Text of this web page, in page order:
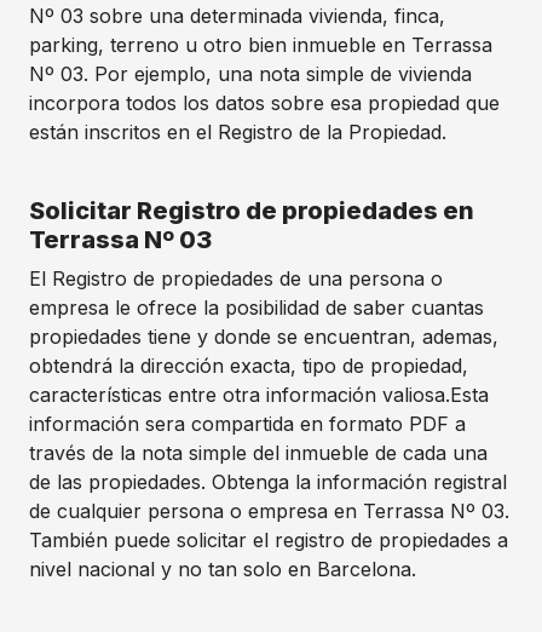
Nº 03 sobre una determinada vivienda, finca,
parking, terreno u otro bien inmueble en Terrassa
Nº 03. Por ejemplo, una nota simple de vivienda
incorpora todos los datos sobre esa propiedad que
están inscritos en el Registro de la Propiedad.
Solicitar Registro de propiedades en
Terrassa Nº 03
El Registro de propiedades de una persona o
empresa le ofrece la posibilidad de saber cuantas
propiedades tiene y donde se encuentran, ademas,
obtendrá la dirección exacta, tipo de propiedad,
características entre otra información valiosa.Esta
información sera compartida en formato PDF a
través de la nota simple del inmueble de cada una
de las propiedades. Obtenga la información registral
de cualquier persona o empresa en Terrassa Nº 03.
También puede solicitar el registro de propiedades a
nivel nacional y no tan solo en Barcelona.